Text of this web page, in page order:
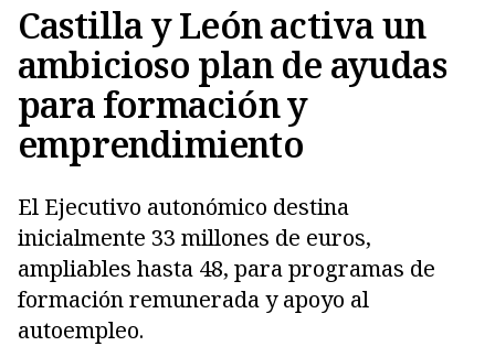
Castilla y León activa un
ambicioso plan de ayudas
para formación y
emprendimiento
El Ejecutivo autonómico destina
inicialmente 33 millones de euros,
ampliables hasta 48, para programas de
formación remunerada y apoyo al
autoempleo.